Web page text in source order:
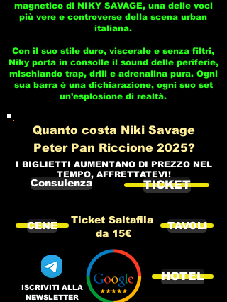
magnetico di NIKY SAVAGE, una delle voci
più vere e controverse della scena urban
italiana.
Con il suo stile duro, viscerale e senza filtri,
Niky porta in consolle il sound delle periferie,
mischiando trap, drill e adrenalina pura. Ogni
sua barra è una dichiarazione, ogni suo set
un’esplosione di realtà.
Quanto costa Niki Savage
Peter Pan Riccione 2025?
I BIGLIETTI AUMENTANO DI PREZZO NEL
TEMPO, AFFRETTATEVI!
Consulenza TICKET
CENE
Ticket Saltafila
da 15€
TAVOLI
ISCRIVITI ALLA
NEWSLETTER
HOTEL